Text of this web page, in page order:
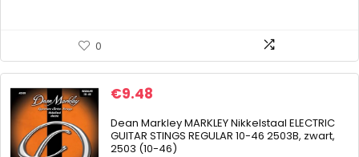
0
€9.48
Dean Markley MARKLEY Nikkelstaal ELECTRIC
GUITAR STINGS REGULAR 10-46 2503B, zwart,
2503 (10-46)